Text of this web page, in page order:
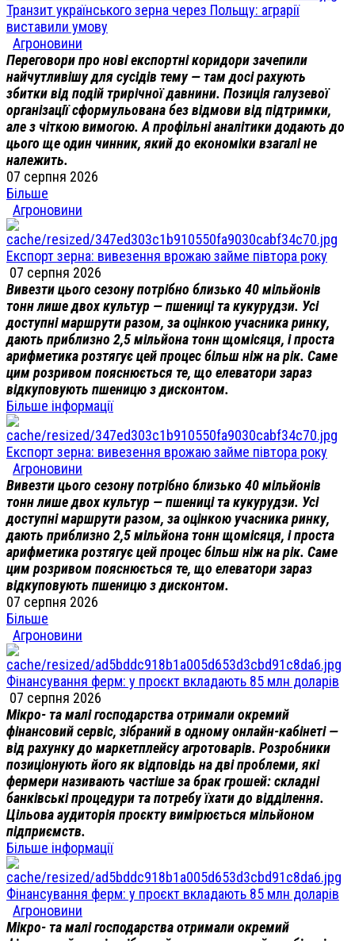
Транзит українського зерна через Польщу: аграрії
виставили умову
Агроновини
Переговори про нові експортні коридори зачепили
найчутливішу для сусідів тему — там досі рахують
збитки від подій трирічної давнини. Позиція галузевої
організації сформульована без відмови від підтримки,
але з чіткою вимогою. А профільні аналітики додають до
цього ще один чинник, який до економіки взагалі не
належить.
07 серпня 2026
Більше
Агроновини
Експорт зерна: вивезення врожаю займе півтора року
07 серпня 2026
Вивезти цього сезону потрібно близько 40 мільйонів
тонн лише двох культур — пшениці та кукурудзи. Усі
доступні маршрути разом, за оцінкою учасника ринку,
дають приблизно 2,5 мільйона тонн щомісяця, і проста
арифметика розтягує цей процес більш ніж на рік. Саме
цим розривом пояснюється те, що елеватори зараз
відкуповують пшеницю з дисконтом.
Більше інформації
Експорт зерна: вивезення врожаю займе півтора року
Агроновини
Вивезти цього сезону потрібно близько 40 мільйонів
тонн лише двох культур — пшениці та кукурудзи. Усі
доступні маршрути разом, за оцінкою учасника ринку,
дають приблизно 2,5 мільйона тонн щомісяця, і проста
арифметика розтягує цей процес більш ніж на рік. Саме
цим розривом пояснюється те, що елеватори зараз
відкуповують пшеницю з дисконтом.
07 серпня 2026
Більше
Агроновини
Фінансування ферм: у проєкт вкладають 85 млн доларів
07 серпня 2026
Мікро- та малі господарства отримали окремий
фінансовий сервіс, зібраний в одному онлайн-кабінеті —
від рахунку до маркетплейсу агротоварів. Розробники
позиціонують його як відповідь на дві проблеми, які
фермери називають частіше за брак грошей: складні
банківські процедури та потребу їхати до відділення.
Цільова аудиторія проєкту вимірюється мільйоном
підприємств.
Більше інформації
Фінансування ферм: у проєкт вкладають 85 млн доларів
Агроновини
Мікро- та малі господарства отримали окремий